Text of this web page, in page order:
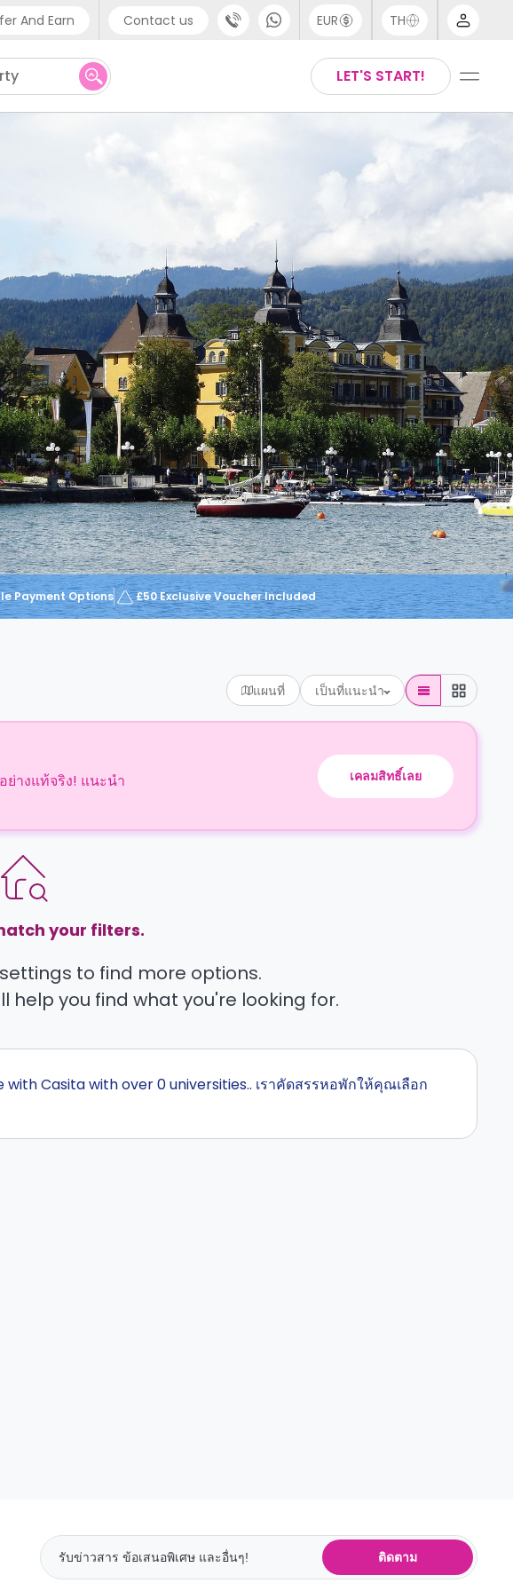
And Earn Contact us
Phone support
UK - +44 (0) 20 3871 8666
US - +1 (646) 718 6172
EUR TH
LET'S START!
Payment Options £50 Exclusive Voucher Included
แผนที่ เป็นที่แนะนำ
างแท้จริง! แนะนำ
เคลมสิทธิ์เลย
your filters.
to find more options.
help you find what you're looking for.
Casita with over 0 universities.. เราคัดสรรหอพักให้คุณเลือก
ติดตาม